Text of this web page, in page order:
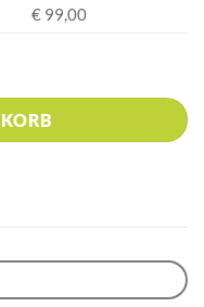
€ 99,00
Kugelschreiber Menge